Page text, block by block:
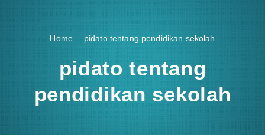
Home pidato tentang pendidikan sekolah
pidato tentang
pendidikan sekolah